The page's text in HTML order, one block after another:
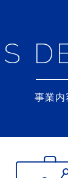
事業内